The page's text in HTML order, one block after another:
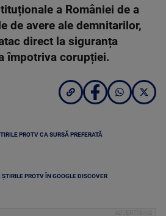
a României de a
de avere ale demnitarilor,
direct la siguranța
împotriva corupției.
PROTV CA SURSĂ PREFERATĂ
PROTV ÎN GOOGLE DISCOVER